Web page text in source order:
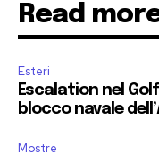
Read
Esteri
Escalation nel
blocco navale
Mostre